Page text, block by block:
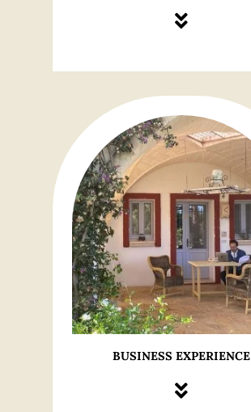
BUSINESS EXPERIENCE